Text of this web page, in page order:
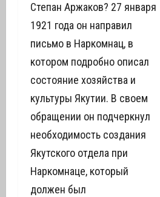
Степан Аржаков? 27 января
1921 года он направил
письмо в Наркомнац, в
котором подробно описал
состояние хозяйства и
культуры Якутии. В своем
обращении он подчеркнул
необходимость создания
Якутского отдела при
Наркомнаце, который
должен был